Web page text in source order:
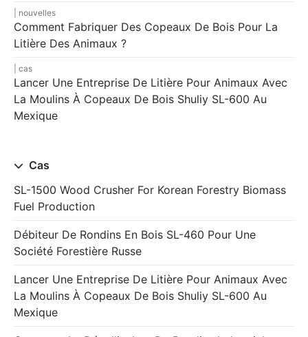
nouvelles
Comment Fabriquer Des Copeaux De Bois Pour La
Litière Des Animaux ?
cas
Lancer Une Entreprise De Litière Pour Animaux Avec
La Moulins À Copeaux De Bois Shuliy SL-600 Au
Mexique
Cas
SL-1500 Wood Crusher For Korean Forestry Biomass
Fuel Production
Débiteur De Rondins En Bois SL-460 Pour Une
Société Forestière Russe
Lancer Une Entreprise De Litière Pour Animaux Avec
La Moulins À Copeaux De Bois Shuliy SL-600 Au
Mexique